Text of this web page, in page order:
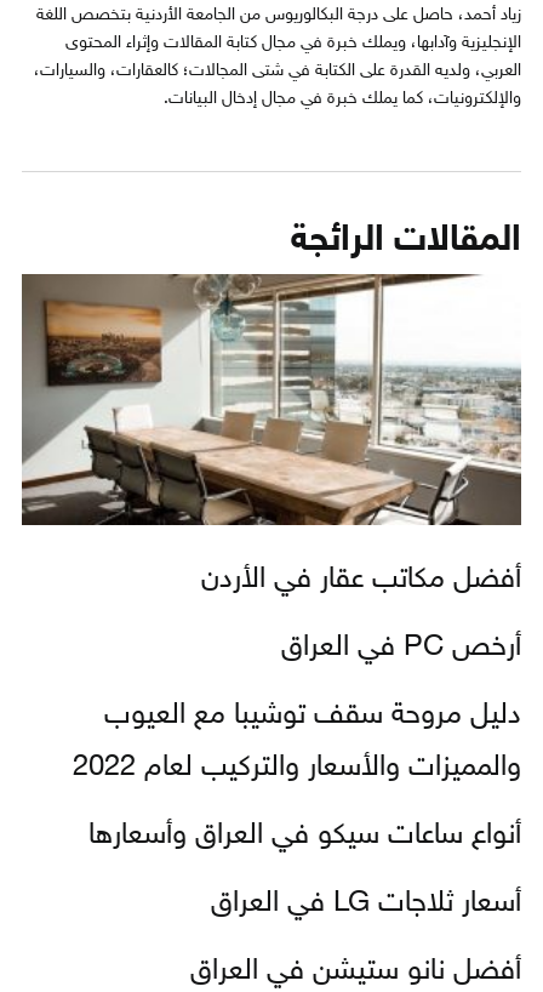
زياد أحمد، حاصل على درجة البكالوريوس من الجامعة الأردنية بتخصص اللغة
الإنجليزية وآدابها، ويملك خبرة في مجال كتابة المقالات وإثراء المحتوى
العربي، ولديه القدرة على الكتابة في شتى المجالات؛ كالعقارات، والسيارات،
والإلكترونيات، كما يملك خبرة في مجال إدخال البيانات.
المقالات الرائجة
أفضل مكاتب عقار في الأردن
أرخص PC في العراق
دليل مروحة سقف توشيبا مع العيوب
والمميزات والأسعار والتركيب لعام 2022
أنواع ساعات سيكو في العراق وأسعارها
أسعار ثلاجات LG في العراق
أفضل نانو ستيشن في العراق